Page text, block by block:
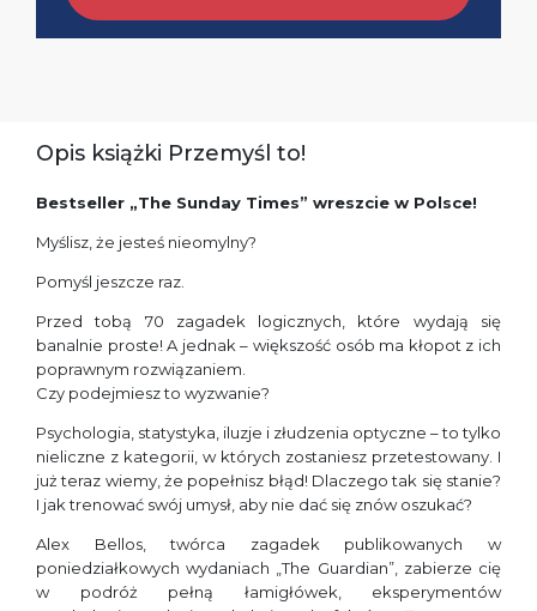
Opis książki Przemyśl to!
Bestseller „The Sunday Times” wreszcie w Polsce!
Myślisz, że jesteś nieomylny?
Pomyśl jeszcze raz.
Przed tobą 70 zagadek logicznych, które wydają się
banalnie proste! A jednak – większość osób ma kłopot z ich
poprawnym rozwiązaniem.
Czy podejmiesz to wyzwanie?
Psychologia, statystyka, iluzje i złudzenia optyczne – to tylko
nieliczne z kategorii, w których zostaniesz przetestowany. I
już teraz wiemy, że popełnisz błąd! Dlaczego tak się stanie?
I jak trenować swój umysł, aby nie dać się znów oszukać?
Alex Bellos, twórca zagadek publikowanych w
poniedziałkowych wydaniach „The Guardian”, zabierze cię
w podróż pełną łamigłówek, eksperymentów